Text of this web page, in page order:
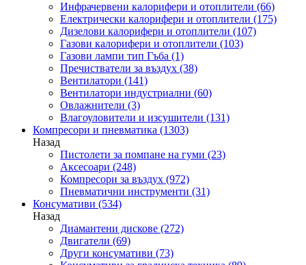
Инфрачервени калорифери и отоплители (66)
Електрически калорифери и отоплители (175)
Дизелови калорифери и отоплители (107)
Газови калорифери и отоплители (103)
Газови лампи тип Гъба (1)
Пречистватели за въздух (38)
Вентилатори (141)
Вентилатори индустриални (60)
Овлажнители (3)
Влагоуловители и изсушители (131)
Компресори и пневматика (1303)
Назад
Пистолети за помпане на гуми (23)
Аксесоари (248)
Компресори за въздух (972)
Пневматични инструменти (31)
Консумативи (534)
Назад
Диамантени дискове (272)
Двигатели (69)
Други консумативи (73)